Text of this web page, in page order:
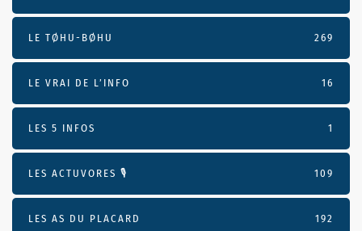
LE TØHU-BØHU 269
LE VRAI DE L’INFO 16
LES 5 INFOS 1
LES ACTUVORES 🎙 109
LES AS DU PLACARD 192